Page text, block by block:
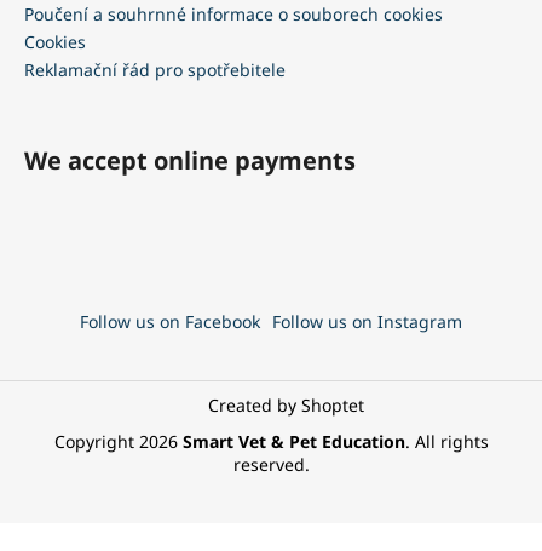
Poučení a souhrnné informace o souborech cookies
Cookies
Reklamační řád pro spotřebitele
We accept online payments
Follow us on Facebook Follow us on Instagram
Created by Shoptet
Copyright 2026 Smart Vet & Pet Education. All rights
reserved.